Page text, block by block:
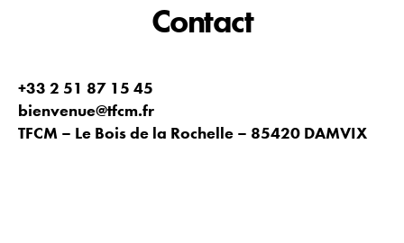
Contact
+33 2 51 87 15 45
bienvenue@tfcm.fr
TFCM – Le Bois de la Rochelle – 85420 DAMVIX